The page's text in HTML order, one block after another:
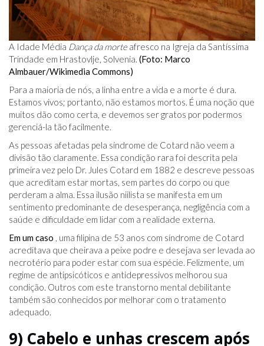
A Idade Média Dança da morteafresco na Igreja da Santíssima
Trindade em Hrastovlje, Solvenia. (Foto: Marco
Almbauer/Wikimedia Commons)
Para a maioria de nós, a linha entre a vida e a morte é dura.
Estamos vivos; portanto, não estamos mortos. É uma noção que
muitos dão como certa, e devemos ser gratos por podermos
gerenciá-la tão facilmente.
As pessoas afetadas pela síndrome de Cotard não veem a
divisão tão claramente. Essa condição rara foi descrita pela
primeira vez pelo Dr. Jules Cotard em 1882 e descreve pessoas
que acreditam estar mortas, sem partes do corpo ou que
perderam a alma. Essa ilusão niilista se manifesta em um
sentimento predominante de desesperança, negligência com a
saúde e dificuldade em lidar com a realidade externa.
Em um caso , uma filipina de 53 anos com síndrome de Cotard
acreditava que cheirava a peixe podre e desejava ser levada ao
necrotério para poder estar com sua espécie. Felizmente, um
regime de antipsicóticos e antidepressivos melhorou sua
condição. Outros com este transtorno mental debilitante
também são conhecidos por melhorar com o tratamento
adequado.
9) Cabelo e unhas crescem após